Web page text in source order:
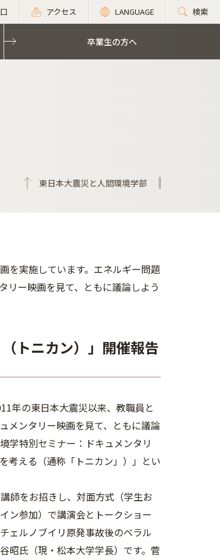
アクセス LANGUAGE 検索
卒業生の方へ
東日本大震災と人間環境学部
を実施しています。エネルギー問題
リー映画を見て、ともに議論しよう
トニカン）」開催報告
年の東日本大震災以来、 教職員と
メンタリー映画を見て、ともに議論
学特別セミナー： ドキュメンタリ
考える（通称「 トニカン」）」とい
師をお招きし、対面方式（学生お
ン参加） で講演会とトークショー
チェルノブイリ原発事故後のベラル
昭氏（現・松本大学学長）です。 菅